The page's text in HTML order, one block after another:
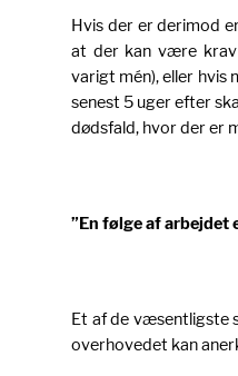
Hvis der er derimod
at der kan være krav
varigt mén), eller hvis
senest 5 uger efter
dødsfald, hvor der er
”En følge af arbejdet
Et af de væsentligste
overhovedet kan